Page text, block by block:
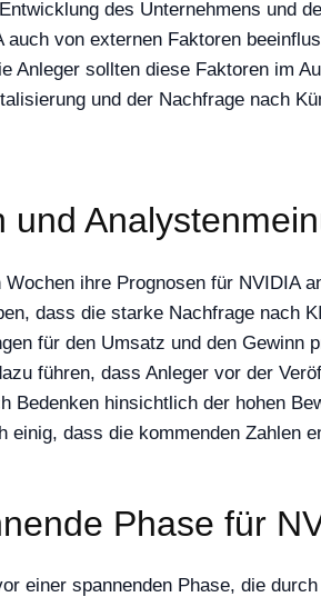
des Unternehmens und
von externen Faktoren
Anleger sollten diese Faktoren im
und der Nachfrage nach
und
ihre Prognosen für NVIDIA
dass die starke Nachfrage nach
für den Umsatz und den
führen, dass Anleger vor der
Bedenken hinsichtlich der hohen
einig, dass die kommenden Zahlen
Phase für
einer spannenden Phase, die